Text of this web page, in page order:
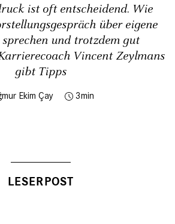
ist oft entscheidend. Wie
über eigene
sprechen und trotzdem gut
Vincent Zeylmans
gibt Tipps
Ekim Çay 3